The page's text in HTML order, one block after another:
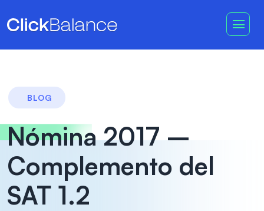
BLOG
Nómina 2017 –
Complemento del
SAT 1.2